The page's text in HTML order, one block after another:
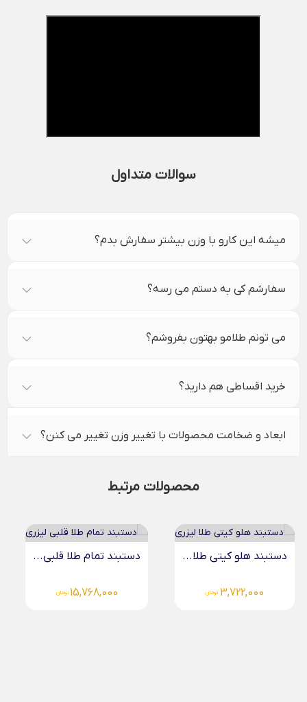
سوالات متداول
میشه این کارو با وزن بیشتر سفارش بدم؟
سفارشم کی به دستم می رسه؟
می تونم طلامو بهتون بفروشم؟
خرید اقساطی هم دارید؟
ابعاد و ضخامت محصولات با تغییر وزن تغییر می کنن؟
محصولات مرتبط
دستبند هلو کیتی طلا...
3,722,000 تومان
دستبند تمام طلا قلبی...
15,768,000 تومان